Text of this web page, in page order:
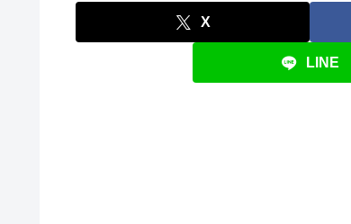
X
LINE